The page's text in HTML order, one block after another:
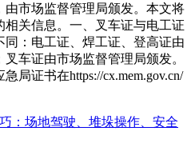
由市场监督管理局颁发。本文将
相关信息。一、叉车证与电工证
同：电工证、焊工证、登高证由
车证由市场监督管理局颁发。
局证书在https://cx.mem.gov.cn/
：场地驾驶、堆垛操作、安全